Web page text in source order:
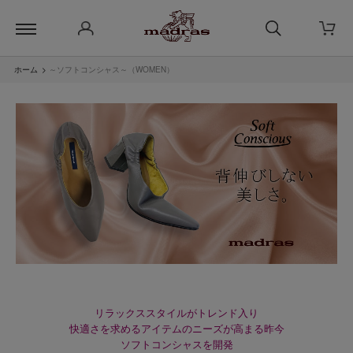
ホーム > ～ソフトコンシャス～（WOMEN）
リラックススタイルがトレンド入り
快適さを求めるアイテムのニーズが高まる昨今
ソフトコンシャスを開発